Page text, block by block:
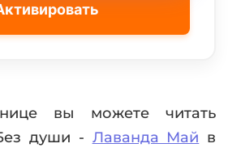
вы можете читать
души - Лаванда Май в